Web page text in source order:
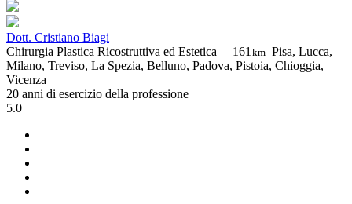
Dott. Cristiano Biagi
Chirurgia Plastica Ricostruttiva ed Estetica – 161km Pisa, Lucca,
Milano, Treviso, La Spezia, Belluno, Padova, Pistoia, Chioggia,
Vicenza
20 anni di esercizio della professione
5.0